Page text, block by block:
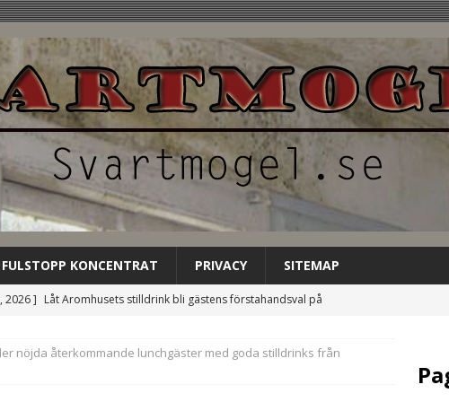
KONCENTRAT PRIVACY SITEMAP
2026 ] Låt Aromhusets stilldrink bli gästens förstahandsval på
2026 ] Aromhusets stilldrink: mindre spring efter flaskor, mer fokus på
nöjda återkommande lunchgäster med goda stilldrinks från